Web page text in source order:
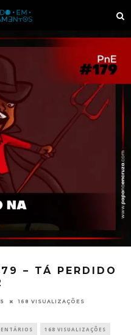
– TÁ PERDIDO
168 VISUALIZAÇÕES
168 VISUALIZAÇÕES